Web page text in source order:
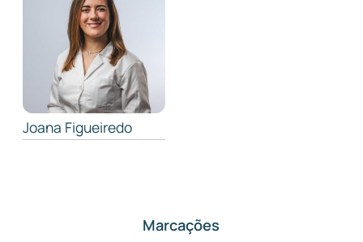
Joana Figueiredo
Saber mais
Marcações